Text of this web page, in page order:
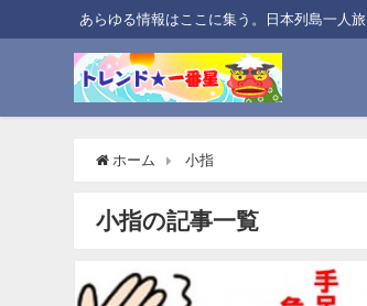
あらゆる情報はここに集う。日本列島一人旅
ホーム 小指
小指の記事一覧